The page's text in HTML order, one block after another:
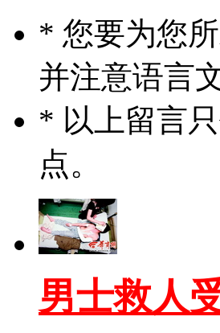
* 您要为您
并注意语言
* 以上留言
点。
男士救人